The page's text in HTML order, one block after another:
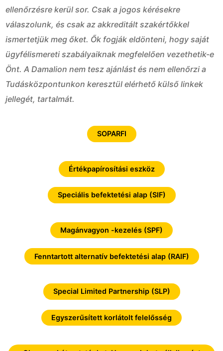
ellenőrzésre kerül sor. Csak a jogos kérésekre
válaszolunk, és csak az akkreditált szakértőkkel
ismertetjük meg őket. Ők fogják eldönteni, hogy saját
ügyfélismereti szabályaiknak megfelelően vezethetik-e
Önt. A Damalion nem tesz ajánlást és nem ellenőrzi a
Tudásközpontunkon keresztül elérhető külső linkek
jellegét, tartalmát.
SOPARFI
Értékpapírosítási eszköz
Speciális befektetési alap (SIF)
Magánvagyon -kezelés (SPF)
Fenntartott alternatív befektetési alap (RAIF)
Special Limited Partnership (SLP)
Egyszerűsített korlátolt felelősség